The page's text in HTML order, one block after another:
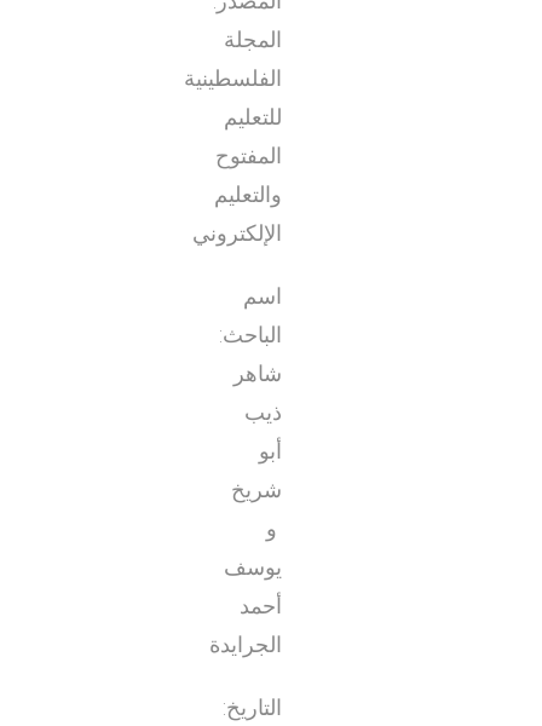
المجلة
الفلسطينية
للتعليم
المفتوح
والتعليم
الإلكتروني
اسم
الباحث:
شاهر
ذيب
أبو
شريخ
و
يوسف
أحمد
الجرايدة
التاريخ: